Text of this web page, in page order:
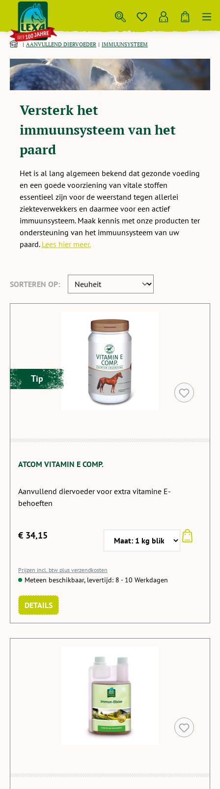
Skip to main content
AANVULLEND DIERVOEDER IMMUUNSYSTEEM
Versterk het
immuunsysteem van het
paard
Het is al lang algemeen bekend dat gezonde voeding
en een goede voorziening van vitale stoffen
essentieel zijn voor de weerstand tegen allerlei
ziekteverwekkers en daarmee voor een actief
immuunsysteem. Maak kennis met onze producten ter
ondersteuning van het immuunsysteem van uw
paard. Lees hier meer.
SORTEREN OP:
Tip
ATCOM VITAMIN E COMP.
Aanvullend diervoeder voor extra vitamine E-
behoeften
€ 34,15
Prijzen incl. btw plus verzendkosten
Meteen beschikbaar, levertijd: 8 - 10 Werkdagen
DETAILS